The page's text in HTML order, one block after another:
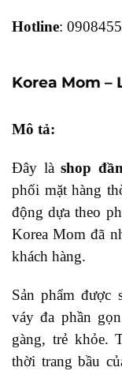
Hotline:
Korea Mom –
Mô tả:
Đây làshop
phối mặt hàng
động dựa theo
Korea Mom đã
khách hàng.
Sản phẩm được
váy đa phần
gàng, trẻ khỏe.
thời trang bầu